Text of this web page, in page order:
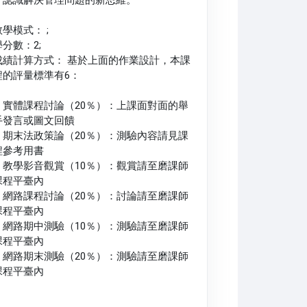
學模式： ;
分數：2;
績計算方式： 基於上面的作業設計，本課
的評量標準有6：
實體課程討論（20％）：上課面對面的舉
發言或圖文回饋
期末法政策論（20％）：測驗內容請見課
參考用書
教學影音觀賞（10％）：觀賞請至磨課師
程平臺內
網路課程討論（20％）：討論請至磨課師
程平臺內
網路期中測驗（10％）：測驗請至磨課師
程平臺內
網路期末測驗（20％）：測驗請至磨課師
程平臺內